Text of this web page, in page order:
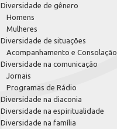
Diversidade de gênero
Homens
Mulheres
Diversidade de situações
Acompanhamento e Consolação
Diversidade na comunicação
Jornais
Programas de Rádio
Diversidade na diaconia
Diversidade na espiritualidade
Diversidade na família